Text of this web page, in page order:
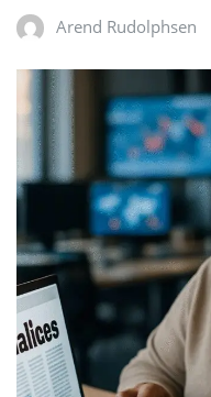
Arend Rudolphsen